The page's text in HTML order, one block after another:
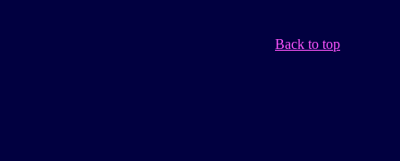
Back to top